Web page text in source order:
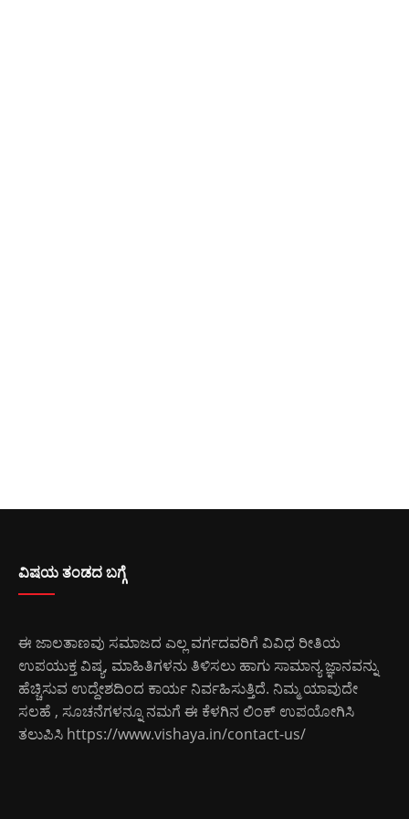
ವಿಷಯ ತಂಡದ ಬಗ್ಗೆ
ಈ ಜಾಲತಾಣವು ಸಮಾಜದ ಎಲ್ಲ ವರ್ಗದವರಿಗೆ ವಿವಿಧ ರೀತಿಯ
ಉಪಯುಕ್ತ ವಿಷ್ಯ, ಮಾಹಿತಿಗಳನು ತಿಳಿಸಲು ಹಾಗು ಸಾಮಾನ್ಯ ಜ್ಞಾನವನ್ನು
ಹೆಚ್ಚಿಸುವ ಉದ್ದೇಶದಿಂದ ಕಾರ್ಯ ನಿರ್ವಹಿಸುತ್ತಿದೆ. ನಿಮ್ಮ ಯಾವುದೇ
ಸಲಹೆ , ಸೂಚನೆಗಳನ್ನೂ ನಮಗೆ ಈ ಕೆಳಗಿನ ಲಿಂಕ್ ಉಪಯೋಗಿಸಿ
ತಲುಪಿಸಿ https://www.vishaya.in/contact-us/